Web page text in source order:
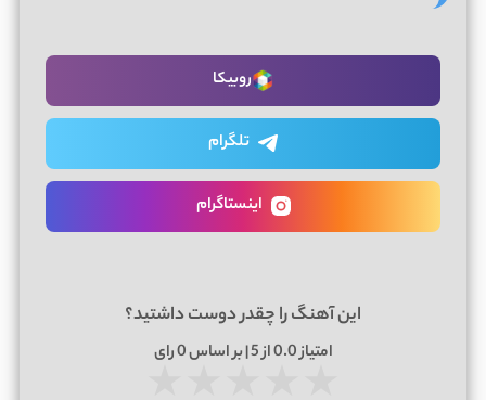
روبیکا
تلگرام
اینستاگرام
این آهنگ را چقدر دوست داشتید؟
امتیاز0.0از 5 | بر اساس 0رای